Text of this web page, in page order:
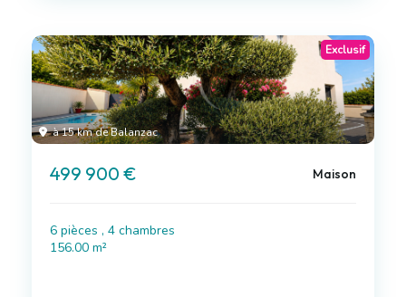
à 15 km de Balanzac
Exclusif
499 900 € Maison
6 pièces , 4 chambres
156.00 m²